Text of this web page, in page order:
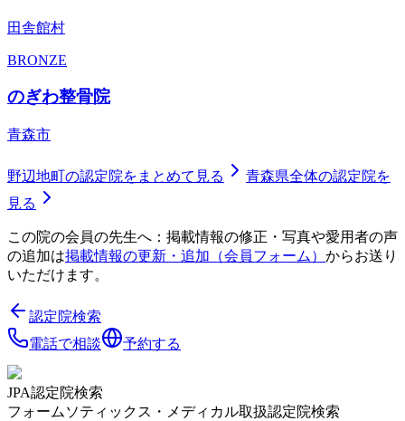
田舎館村
BRONZE
のぎわ整骨院
青森市
野辺地町の認定院をまとめて見る 青森県全体の認定院を
見る
この院の会員の先生へ：掲載情報の修正・写真や愛用者の声
の追加は掲載情報の更新・追加（会員フォーム） からお送り
いただけます。
認定院検索
電話で相談
予約する
JPA認定院検索
フォームソティックス・メディカル取扱認定院検索